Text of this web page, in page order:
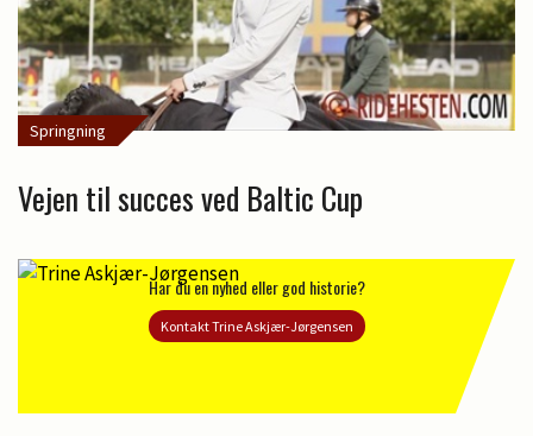
Springning
Vejen til succes ved Baltic Cup
Har du en nyhed eller god historie?
Kontakt Trine Askjær-Jørgensen